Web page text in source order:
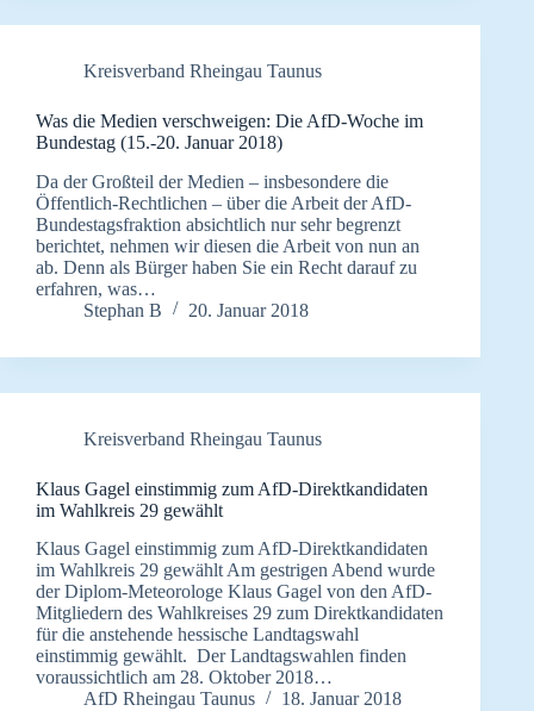
Kreisverband Rheingau Taunus
Was die Medien verschweigen: Die AfD-Woche im
Bundestag (15.-20. Januar 2018)
Da der Großteil der Medien – insbesondere die
Öffentlich-Rechtlichen – über die Arbeit der AfD-
Bundestagsfraktion absichtlich nur sehr begrenzt
berichtet, nehmen wir diesen die Arbeit von nun an
ab. Denn als Bürger haben Sie ein Recht darauf zu
erfahren, was…
Stephan B
20. Januar 2018
Kreisverband Rheingau Taunus
Klaus Gagel einstimmig zum AfD-Direktkandidaten
im Wahlkreis 29 gewählt
Klaus Gagel einstimmig zum AfD-Direktkandidaten
im Wahlkreis 29 gewählt Am gestrigen Abend wurde
der Diplom-Meteorologe Klaus Gagel von den AfD-
Mitgliedern des Wahlkreises 29 zum Direktkandidaten
für die anstehende hessische Landtagswahl
einstimmig gewählt. Der Landtagswahlen finden
voraussichtlich am 28. Oktober 2018…
AfD Rheingau Taunus
18. Januar 2018